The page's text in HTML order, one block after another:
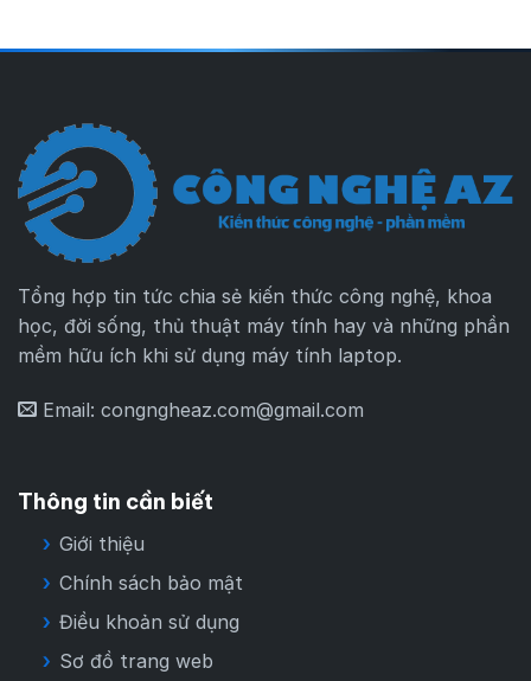
Tổng hợp tin tức chia sẻ kiến thức công nghệ, khoa
học, đời sống, thủ thuật máy tính hay và những phần
mềm hữu ích khi sử dụng máy tính laptop.
Email: congngheaz.com@gmail.com
Thông tin cần biết
Giới thiệu
Chính sách bảo mật
Điều khoản sử dụng
Sơ đồ trang web